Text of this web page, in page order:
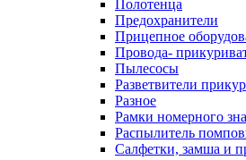
Полотенца
Предохранители
Прицепное
Провода-
Пылесосы
Разветвители
Разное
Рамки номерного
Распылитель
Салфетки, замша и